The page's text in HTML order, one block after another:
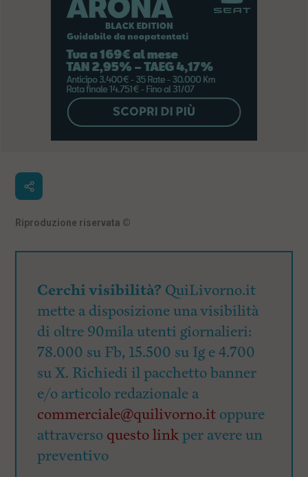
Riproduzione riservata ©
Cerchi visibilità? QuiLivorno.it
mette a disposizione una visibilità
di oltre 90mila utenti giornalieri:
78.000 su Fb, 15.500 su Ig e 4.700
su X. Richiedi il pacchetto banner
e/o articolo redazionale a
commerciale@quilivorno.it oppure
attraverso questo linkper avere un
preventivo